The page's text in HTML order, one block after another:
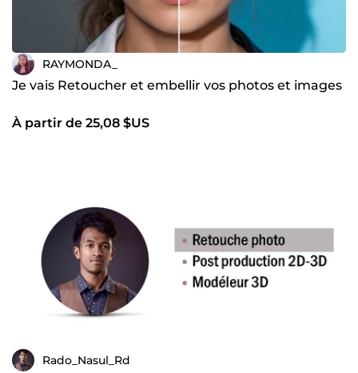
RAYMONDA_
Je vais Retoucher et embellir vos photos et images
À partir de 25,08 $US
Rado_Nasul_Rd